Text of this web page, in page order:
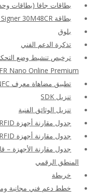
بطاقات جافا (بطاقات
بطاقة DL Signer 30M48CR – أداة التوقيع الرقمي
بلوق
تذكرة الدعم الفني
ترخيص تنشيط وضع
Nano Online Premium
تطبيق مضاهاة معرف NFC الفريد
تنزيل SDK
تنزيل الوثائق الفنية
جدول مقارنة أجهزة NFC RFID
جدول مقارنة أجهزة NFC RFID
المنطق الرقمي
خريطة
خطط دعم فني مجانية